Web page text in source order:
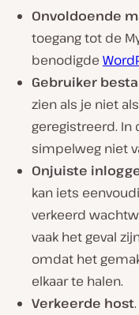
Onvoldoende
toegang tot de
benodigde
Gebruiker
zien als je niet
geregistreerd. In
simpelweg niet
Onjuiste
kan iets
verkeerd
vaak het geval
omdat het
elkaar te halen.
Verkeerde host